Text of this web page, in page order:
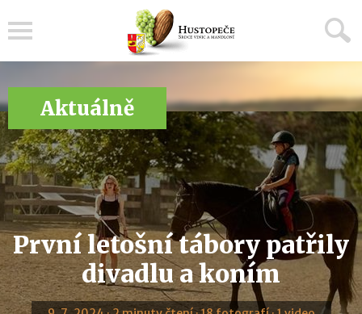
Aktuálně
První letošní tábory patřily
divadlu a koním